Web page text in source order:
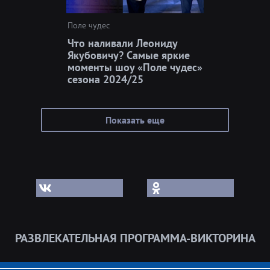
Поле чудес
Что наливали Леониду
Якубовичу? Самые яркие
моменты шоу «Поле чудес»
сезона 2024/25
Показать еще
РАЗВЛЕКАТЕЛЬНАЯ ПРОГРАММА-ВИКТОРИНА